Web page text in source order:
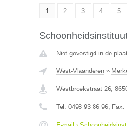
1 2 3 4 5
Niet gevestigd in de
West-Vlaanderen»
Westbroekstraat 26,
Tel: 0498 93 86 96, Fax: